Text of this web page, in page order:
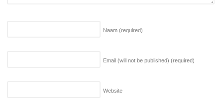
Naam (required)
Email (will not be published) (required)
Website